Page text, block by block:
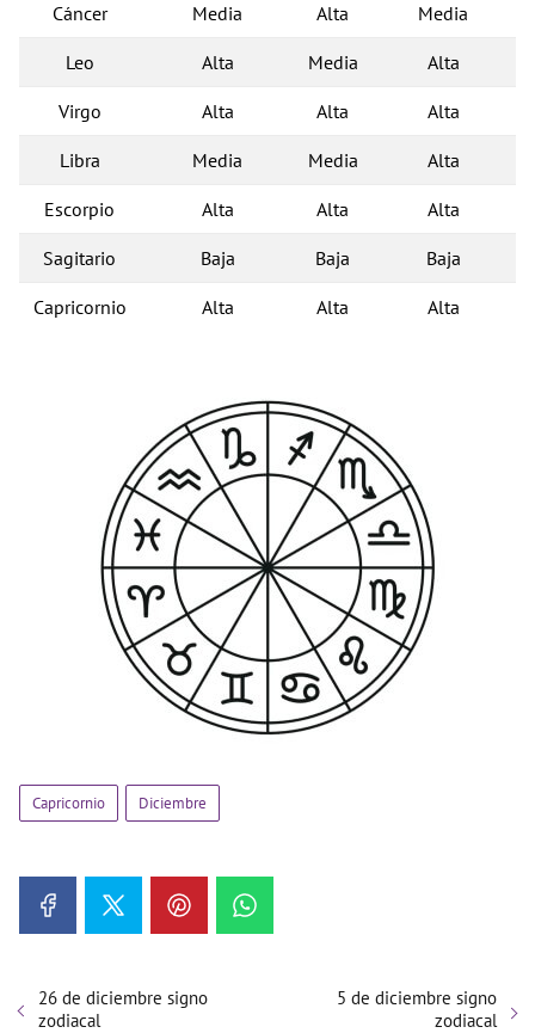
Cáncer Media Alta Media
Leo Alta Media Alta
Virgo Alta Alta Alta
Libra Media Media Alta
Escorpio Alta Alta Alta
Sagitario Baja Baja Baja
Capricornio Alta Alta Alta
Capricornio Diciembre
26 de diciembre signo
zodiacal
5 de diciembre signo
zodiacal